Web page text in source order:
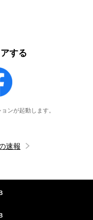
する
ンが起動します。
速報